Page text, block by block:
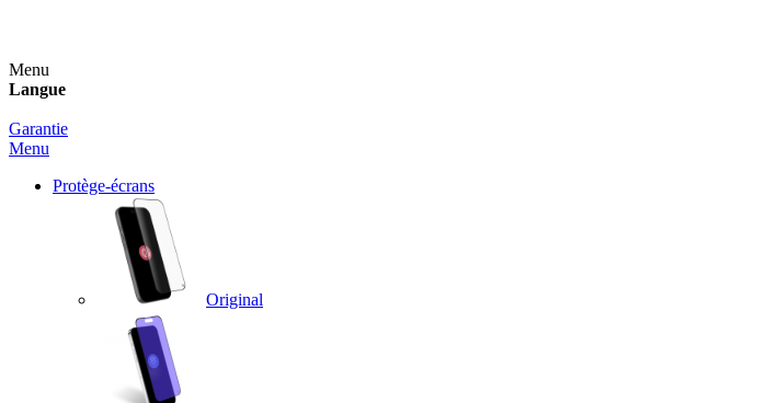
Menu
Langue
Garantie
Menu
Protège-écrans
Original